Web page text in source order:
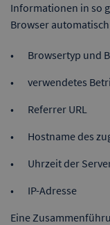
Informationen in so
Browser
Browsertyp und
verwendetes
Referrer URL
Hostname des
Uhrzeit der
IP-Adresse
Eine